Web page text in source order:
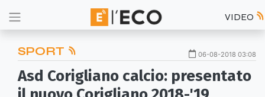
VIDEO
SPORT 06-08-2018 03:08
Asd Corigliano calcio: presentato